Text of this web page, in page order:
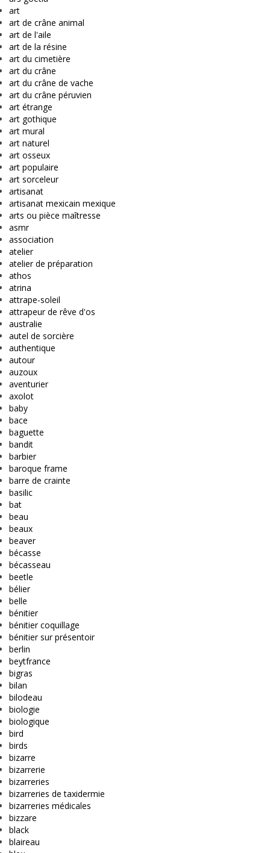
art
art de crâne animal
art de l'aile
art de la résine
art du cimetière
art du crâne
art du crâne de vache
art du crâne péruvien
art étrange
art gothique
art mural
art naturel
art osseux
art populaire
art sorceleur
artisanat
artisanat mexicain mexique
arts ou pièce maîtresse
asmr
association
atelier
atelier de préparation
athos
atrina
attrape-soleil
attrapeur de rêve d'os
australie
autel de sorcière
authentique
autour
auzoux
aventurier
axolot
baby
bace
baguette
bandit
barbier
baroque frame
barre de crainte
basilic
bat
beau
beaux
beaver
bécasse
bécasseau
beetle
bélier
belle
bénitier
bénitier coquillage
bénitier sur présentoir
berlin
beytfrance
bigras
bilan
bilodeau
biologie
biologique
bird
birds
bizarre
bizarrerie
bizarreries
bizarreries de taxidermie
bizarreries médicales
bizzare
black
blaireau